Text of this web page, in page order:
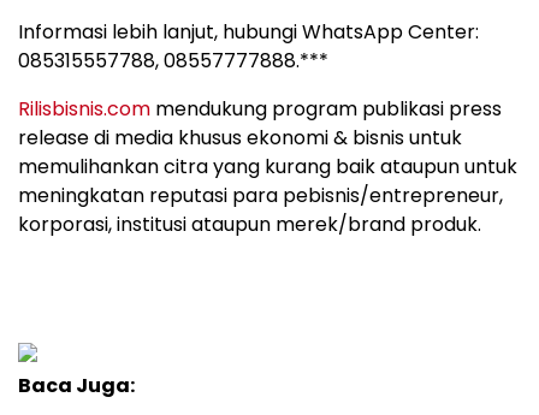
Informasi lebih lanjut, hubungi WhatsApp Center:
085315557788, 08557777888.***
Rilisbisnis.com mendukung program publikasi press
release di media khusus ekonomi & bisnis untuk
memulihankan citra yang kurang baik ataupun untuk
meningkatan reputasi para pebisnis/entrepreneur,
korporasi, institusi ataupun merek/brand produk.
Baca Juga: